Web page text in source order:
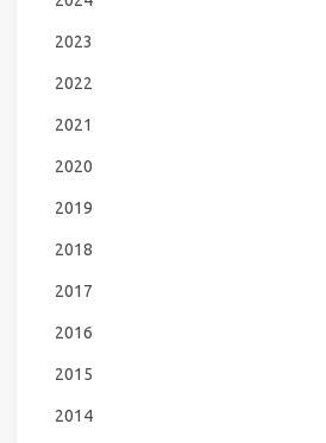
2023
2022
2021
2020
2019
2018
2017
2016
2015
2014